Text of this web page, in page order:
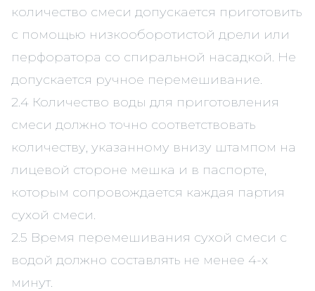
количество смеси допускается приготовить
с помощью низкооборотистой дрели или
перфоратора со спиральной насадкой. Не
допускается ручное перемешивание.
2.4 Количество воды для приготовления
смеси должно точно соответствовать
количеству, указанному внизу штампом на
лицевой стороне мешка и в паспорте,
которым сопровождается каждая партия
сухой смеси.
2.5 Время перемешивания сухой смеси с
водой должно составлять не менее 4-х
минут.